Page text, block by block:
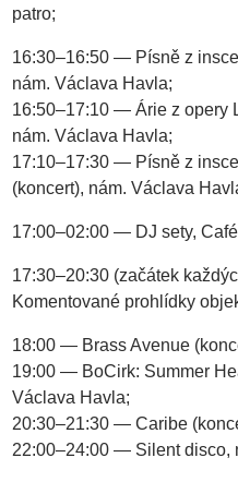
patro;
16:30–16:50 — Písně z
nám. Václava Havla;
16:50–17:10 — Árie z opery
nám. Václava Havla;
17:10–17:30 — Písně z
(koncert), nám. Václava
17:00–02:00 — DJ sety,
17:30–20:30 (začátek
Komentované prohlídky
18:00 — Brass Avenue
19:00 — BoCirk: Summer
Václava Havla;
20:30–21:30 — Caribe
22:00–24:00 — Silent disco,